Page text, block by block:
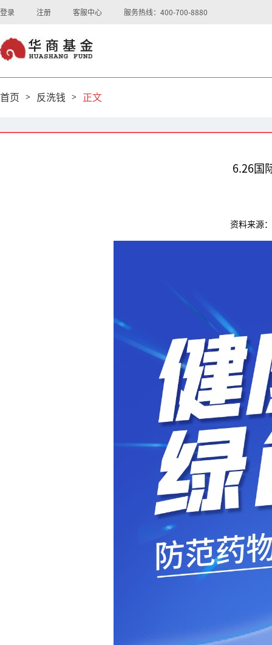
登录 注册 客服中心 服务热线：400-700-8880
首页 > 反洗钱 > 正文
6.26国
资料来源